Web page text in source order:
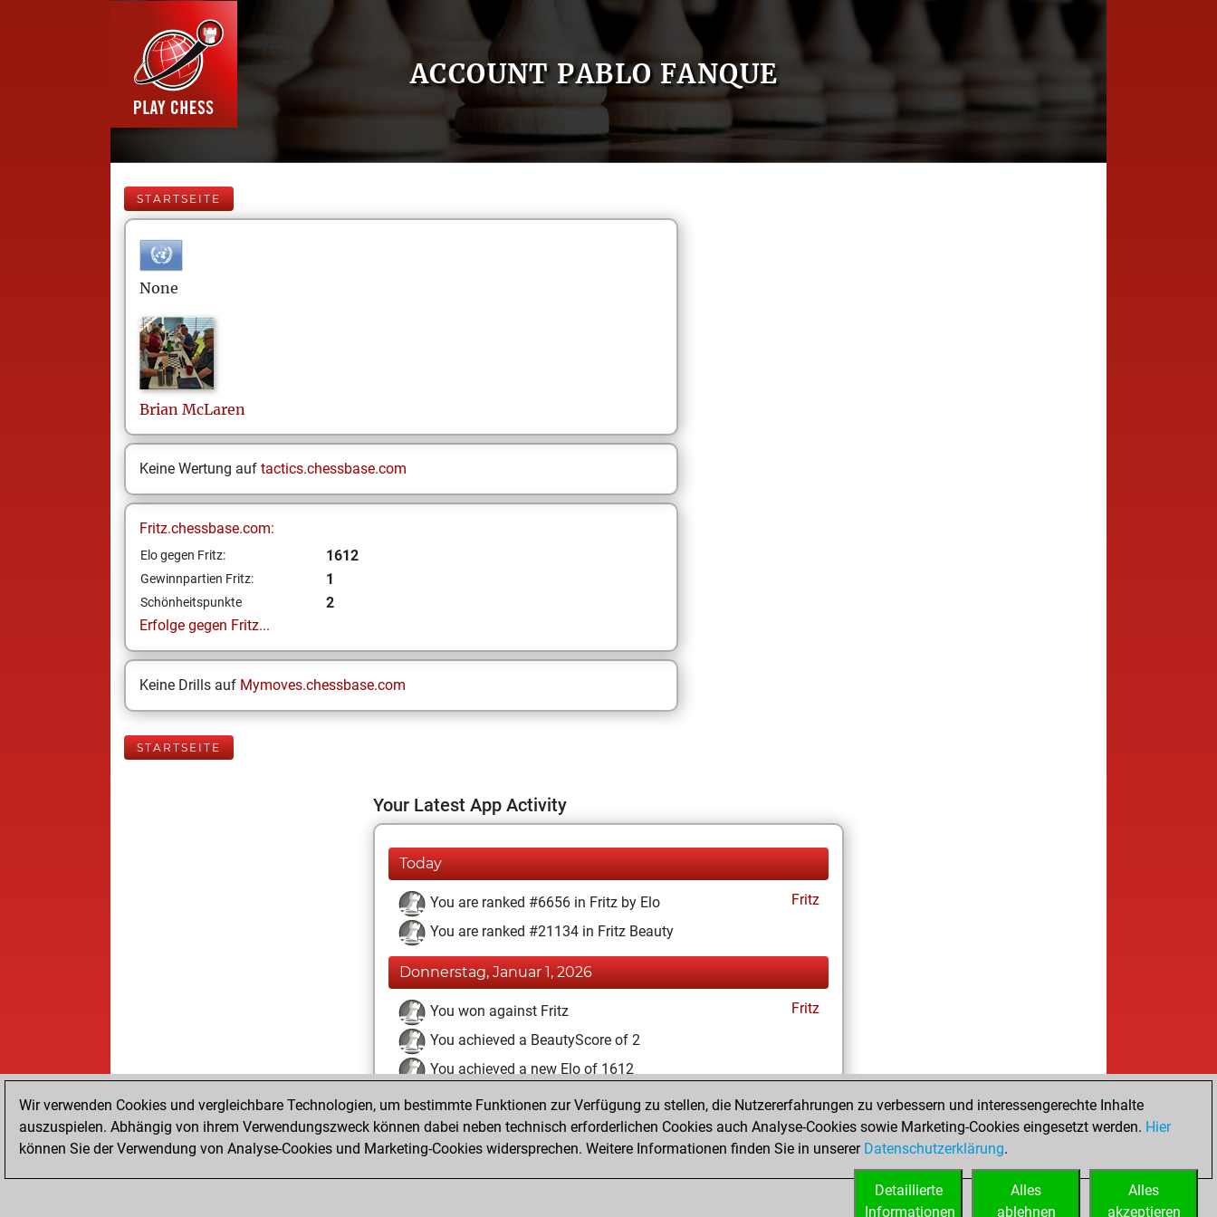
ACCOUNT PABLO FANQUE
STARTSEITE
None
Brian McLaren
Keine Wertung auf tactics.chessbase.com
Fritz.chessbase.com:
Elo gegen Fritz: 1612
Gewinnpartien Fritz: 1
Schönheitspunkte
2
Erfolge gegen Fritz...
Keine Drills auf Mymoves.chessbase.com
STARTSEITE
Your Latest App Activity
Today
You are ranked #6656 in Fritz by Elo
Fritz
You are ranked #21134 in Fritz Beauty
Donnerstag, Januar 1, 2026
You won against Fritz
Fritz
You achieved a BeautyScore of 2
You achieved a new Elo of 1612
Samstag, März 4, 2023
You created your Fritz account Fritz
Wir verwenden Cookies und vergleichbare Technologien, um bestimmte Funktionen zur Verfügung zu stellen, die Nutzererfahrungen zu verbessern und interessengerechte Inhalte
auszuspielen. Abhängig von ihrem Verwendungszweck können dabei neben technisch erforderlichen Cookies auch Analyse-Cookies sowie Marketing-Cookies eingesetzt werden. Hier
können Sie der Verwendung von Analyse-Cookies und Marketing-Cookies widersprechen. Weitere Informationen finden Sie in unserer Datenschutzerklärung.
Alles
akzeptieren
Alles
ablehnen
Detaillierte
Informationen